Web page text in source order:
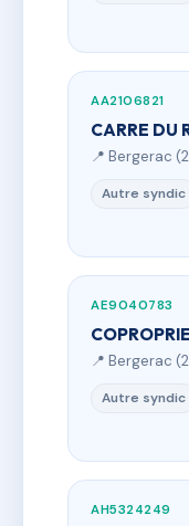
AA2106821
CARRE DU
📍 Bergerac
Autre syndic
AE9040783
📍 Bergerac
Autre syndic
AH5324249